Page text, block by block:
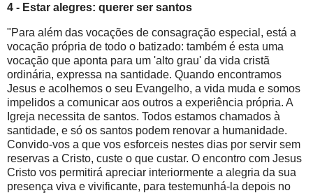
4 - Estar alegres: querer ser santos
"Para além das vocações de consagração especial, está a
vocação própria de todo o batizado: também é esta uma
vocação que aponta para um 'alto grau' da vida cristã
ordinária, expressa na santidade. Quando encontramos
Jesus e acolhemos o seu Evangelho, a vida muda e somos
impelidos a comunicar aos outros a experiência própria. A
Igreja necessita de santos. Todos estamos chamados à
santidade, e só os santos podem renovar a humanidade.
Convido-vos a que vos esforceis nestes dias por servir sem
reservas a Cristo, custe o que custar. O encontro com Jesus
Cristo vos permitirá apreciar interiormente a alegria da sua
presença viva e vivificante, para testemunhá-la depois no